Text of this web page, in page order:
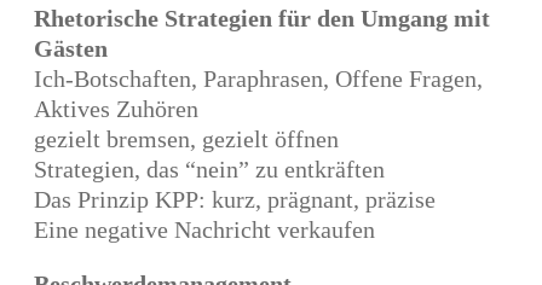
Rhetorische Strategien für den Umgang mit
Gästen
Ich-Botschaften, Paraphrasen, Offene Fragen,
Aktives Zuhören
gezielt bremsen, gezielt öffnen
Strategien, das “nein” zu entkräften
Das Prinzip KPP: kurz, prägnant, präzise
Eine negative Nachricht verkaufen